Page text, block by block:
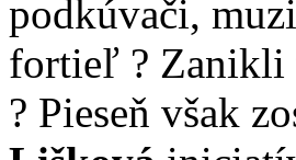
podkúvači,
fortieľ ? Zanikli
? Pieseň však